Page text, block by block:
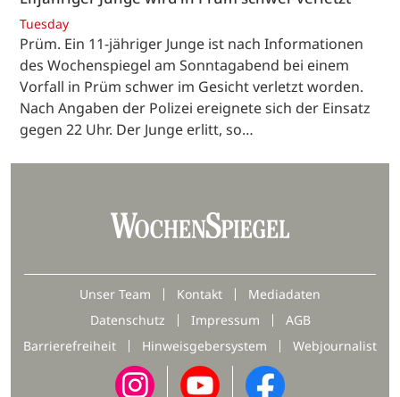
Tuesday
Prüm. Ein 11-jähriger Junge ist nach Informationen
des Wochenspiegel am Sonntagabend bei einem
Vorfall in Prüm schwer im Gesicht verletzt worden.
Nach Angaben der Polizei ereignete sich der Einsatz
gegen 22 Uhr. Der Junge erlitt, so…
Unser Team Kontakt
Mediadaten
Datenschutz
Impressum
AGB
Barrierefreiheit
Hinweisgebersystem Webjournalist